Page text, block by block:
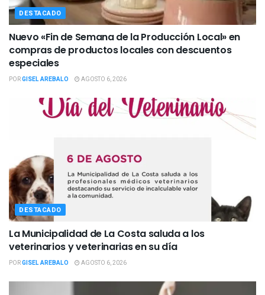
DESTACADO
Nuevo «Fin de Semana de la Producción Local» en
compras de productos locales con descuentos
especiales
PORGISEL AREBALO AGOSTO 6, 2026
DESTACADO
La Municipalidad de La Costa saluda a los
veterinarios y veterinarias en su día
PORGISEL AREBALO AGOSTO 6, 2026